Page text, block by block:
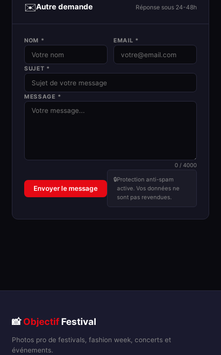
✉️Autre demande Réponse sous 24-48h
NOM * EMAIL *
SUJET *
MESSAGE *
0 / 4000
Envoyer le message
🔒Protection anti-spam
active. Vos données ne
sont pas revendues.
📸Objectif Festival
Photos pro de festivals, fashion week, concerts et
événements.